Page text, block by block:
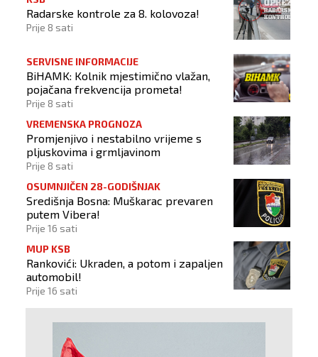
Radarske kontrole za 8. kolovoza!
Prije 8 sati
SERVISNE INFORMACIJE
BiHAMK: Kolnik mjestimično vlažan,
pojačana frekvencija prometa!
Prije 8 sati
VREMENSKA PROGNOZA
Promjenjivo i nestabilno vrijeme s
pljuskovima i grmljavinom
Prije 8 sati
OSUMNJIČEN 28-GODIŠNJAK
Središnja Bosna: Muškarac prevaren
putem Vibera!
Prije 16 sati
MUP KSB
Rankovići: Ukraden, a potom i zapaljen
automobil!
Prije 16 sati